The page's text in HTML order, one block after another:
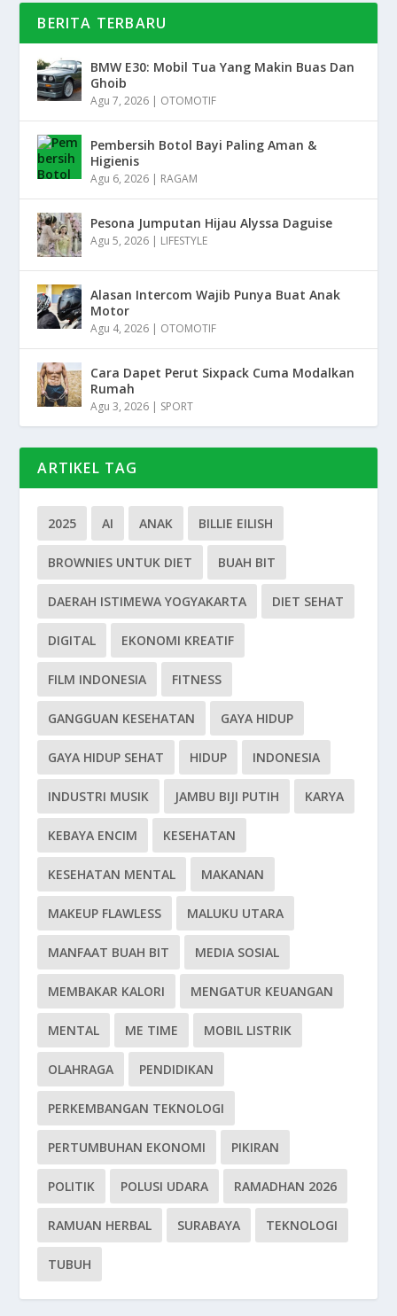
BERITA TERBARU
BMW E30: Mobil Tua Yang Makin Buas Dan
Ghoib
Agu 7, 2026 | OTOMOTIF
Pembersih Botol Bayi Paling Aman &
Higienis
Agu 6, 2026 | RAGAM
Pesona Jumputan Hijau Alyssa Daguise
Agu 5, 2026 | LIFESTYLE
Alasan Intercom Wajib Punya Buat Anak
Motor
Agu 4, 2026 | OTOMOTIF
Cara Dapet Perut Sixpack Cuma Modalkan
Rumah
Agu 3, 2026 | SPORT
ARTIKEL TAG
2025 AI ANAK BILLIE EILISH
BROWNIES UNTUK DIET BUAH BIT
DAERAH ISTIMEWA YOGYAKARTA DIET SEHAT
DIGITAL EKONOMI KREATIF
FILM INDONESIA FITNESS
GANGGUAN KESEHATAN GAYA HIDUP
GAYA HIDUP SEHAT HIDUP INDONESIA
INDUSTRI MUSIK JAMBU BIJI PUTIH KARYA
KEBAYA ENCIM KESEHATAN
KESEHATAN MENTAL MAKANAN
MAKEUP FLAWLESS MALUKU UTARA
MANFAAT BUAH BIT MEDIA SOSIAL
MEMBAKAR KALORI MENGATUR KEUANGAN
MENTAL ME TIME MOBIL LISTRIK
OLAHRAGA PENDIDIKAN
PERKEMBANGAN TEKNOLOGI
PERTUMBUHAN EKONOMI PIKIRAN
POLITIK POLUSI UDARA RAMADHAN 2026
RAMUAN HERBAL SURABAYA TEKNOLOGI
TUBUH